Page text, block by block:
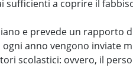
a coprire il
e prevede un rapporto
anno vengono inviate
scolastici: ovvero, il